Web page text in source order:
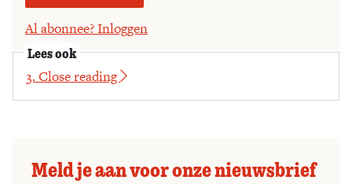
Al abonnee? Inloggen
Lees ook
3. Close reading
Meld je aan voor onze nieuwsbrief